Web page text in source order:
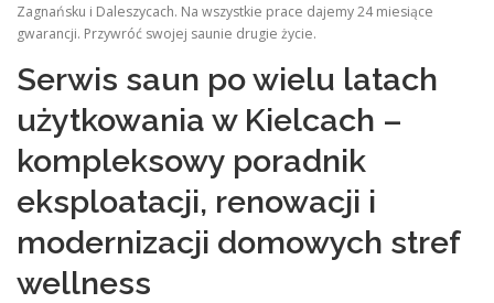
Zagnańsku i Daleszycach. Na wszystkie prace dajemy 24 miesiące
gwarancji. Przywróć swojej saunie drugie życie.
Serwis saun po wielu latach
użytkowania w Kielcach –
kompleksowy poradnik
eksploatacji, renowacji i
modernizacji domowych stref
wellness